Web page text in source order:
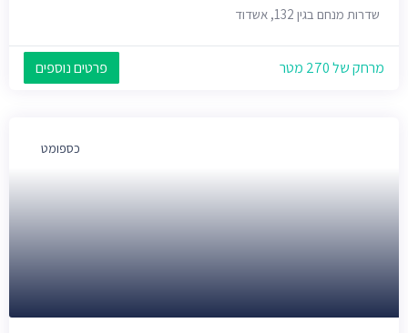
שדרות מנחם בגין 132, אשדוד
מרחק של 270 מטר פרטים נוספים
כספומט